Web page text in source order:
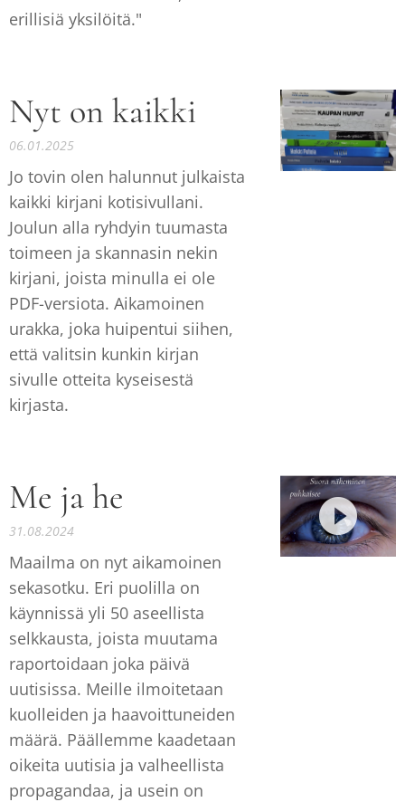
erillisiä yksilöitä."
Nyt on kaikki
06.01.2025
Jo tovin olen halunnut julkaista
kaikki kirjani kotisivullani.
Joulun alla ryhdyin tuumasta
toimeen ja skannasin nekin
kirjani, joista minulla ei ole
PDF-versiota. Aikamoinen
urakka, joka huipentui siihen,
että valitsin kunkin kirjan
sivulle otteita kyseisestä
kirjasta.
Me ja he
31.08.2024
Maailma on nyt aikamoinen
sekasotku. Eri puolilla on
käynnissä yli 50 aseellista
selkkausta, joista muutama
raportoidaan joka päivä
uutisissa. Meille ilmoitetaan
kuolleiden ja haavoittuneiden
määrä. Päällemme kaadetaan
oikeita uutisia ja valheellista
propagandaa, ja usein on